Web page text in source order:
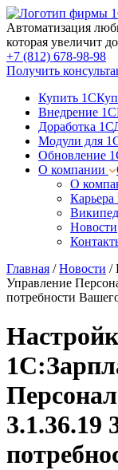
Автоматизация
которая увеличит
+7 (812) 678-98-98
Получить
Купить 1С
Внедрение 1С
Доработка 1С
Модули для
Обновление
О компании
О
Новости
Главная /Новости /
Управление
потребности
3.1.36.19